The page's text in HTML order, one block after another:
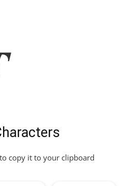
copy it to your clipboard